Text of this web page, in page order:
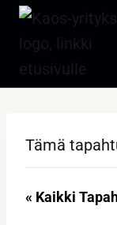
Siirry
sisältöön
Tämä
« Kaikki